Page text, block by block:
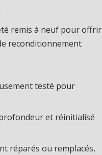
remis à neuf pour offrir
reconditionnement
testé pour
et réinitialisé
réparés ou remplacés,